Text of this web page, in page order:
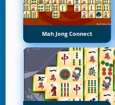
Mah Jong Connect